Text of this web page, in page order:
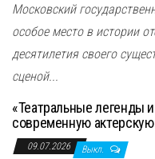
Московский
особое место в истории
десятилетия своего
сценой...
«Театральные легенды
современную
09.07.2026 Выкл.